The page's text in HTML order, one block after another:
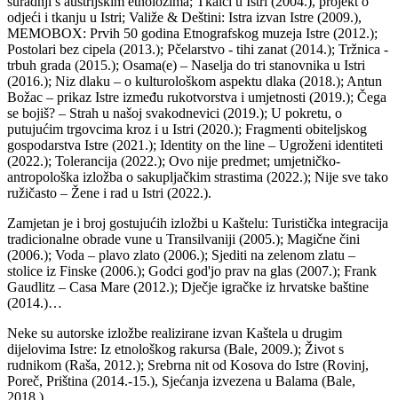
odjeći i tkanju u Istri; Valiže & Deštini: Istra izvan Istre (2009.),
MEMOBOX: Prvih 50 godina Etnografskog muzeja Istre (2012.);
Postolari bez cipela (2013.); Pčelarstvo - tihi zanat (2014.); Tržnica -
trbuh grada (2015.); Osama(e) – Naselja do tri stanovnika u Istri
(2016.); Niz dlaku – o kulturološkom aspektu dlaka (2018.); Antun
Božac – prikaz Istre između rukotvorstva i umjetnosti (2019.); Čega
se bojiš? – Strah u našoj svakodnevici (2019.); U pokretu, o
putujućim trgovcima kroz i u Istri (2020.); Fragmenti obiteljskog
gospodarstva Istre (2021.); Identity on the line – Ugroženi identiteti
(2022.); Tolerancija (2022.); Ovo nije predmet; umjetničko-
antropološka izložba o sakupljačkim strastima (2022.); Nije sve tako
ružičasto – Žene i rad u Istri (2022.).
Zamjetan je i broj gostujućih izložbi u Kaštelu: Turistička integracija
tradicionalne obrade vune u Transilvaniji (2005.); Magične čini
(2006.); Voda – plavo zlato (2006.); Sjediti na zelenom zlatu –
stolice iz Finske (2006.); Godci god'jo prav na glas (2007.); Frank
Gaudlitz – Casa Mare (2012.); Dječje igračke iz hrvatske baštine
(2014.)…
Neke su autorske izložbe realizirane izvan Kaštela u drugim
dijelovima Istre: Iz etnološkog rakursa (Bale, 2009.); Život s
rudnikom (Raša, 2012.); Srebrna nit od Kosova do Istre (Rovinj,
Poreč, Priština (2014.-15.), Sjećanja izvezena u Balama (Bale,
2018.).